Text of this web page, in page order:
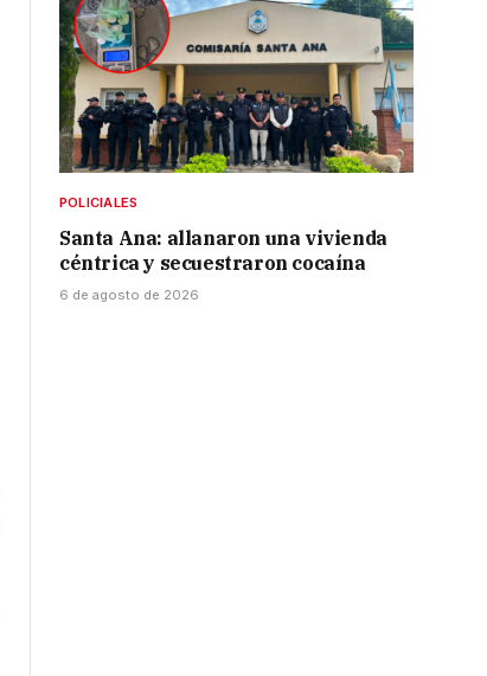
POLICIALES
Santa Ana: allanaron una vivienda
céntrica y secuestraron cocaína
6 de agosto de 2026